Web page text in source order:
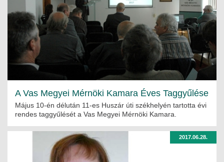
A Vas Megyei Mérnöki Kamara Éves Taggyűlése
Május 10-én délután 11-es Huszár úti székhelyén tartotta évi
rendes taggyűlését a Vas Megyei Mérnöki Kamara.
2017.06.28.